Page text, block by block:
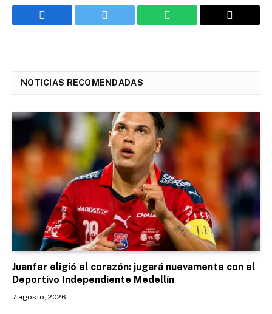
Facebook Twitter WhatsApp Email
NOTICIAS RECOMENDADAS
Juanfer eligió el corazón: jugará nuevamente con el
Deportivo Independiente Medellín
7 agosto, 2026